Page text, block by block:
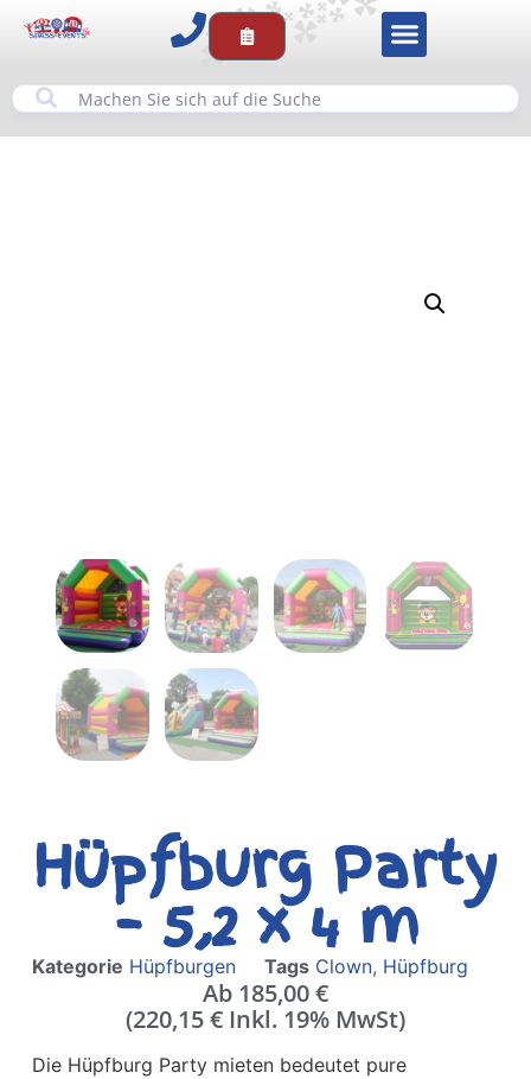
Hüpfburg Party
– 5,2 x 4 m
Kategorie Hüpfburgen Tags Clown, Hüpfburg
Ab 185,00€
(220,15€ Inkl. 19% MwSt)
Die Hüpfburg Party mieten bedeutet pure